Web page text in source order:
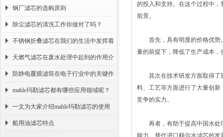
应解决方法
钢厂滤芯的选购原则
除尘滤芯的清洗工作你做对了吗？
不锈钢折叠滤芯在我们的生活中发挥着
哪些作用呢？
天燃气滤芯在废水处理中起到的作用介
绍
防静电覆膜滤筒在电子行业中的关键作
用
mahle玛勒滤芯都有哪些应用领域呢？
一文为大家介绍mahle玛勒滤芯的使用
原理
船用油滤芯特点
的投入和支持。在这个过程中
前景。
首先，具有明显的价格优势。
量的前提下，降低了生产成本
其次在技术研发方面取得了重
料、工艺等方面进行了大量创
竞争的实力。
再者，有助于提高中国水处理
能力。替代进口颇尔水滤芯的